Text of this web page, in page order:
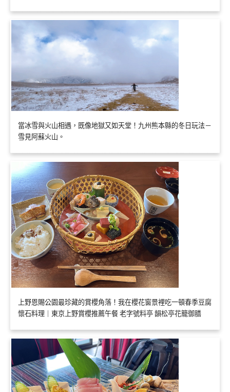
當冰雪與火山相遇，既像地獄又如天堂！九州熊本縣的冬日玩法－
雪見阿蘇火山。
上野恩賜公園最珍藏的賞櫻角落！我在櫻花窗景裡吃一頓春季豆腐
懷石料理｜東京上野賞櫻推薦午餐 老字號料亭 韻松亭花籠御膳